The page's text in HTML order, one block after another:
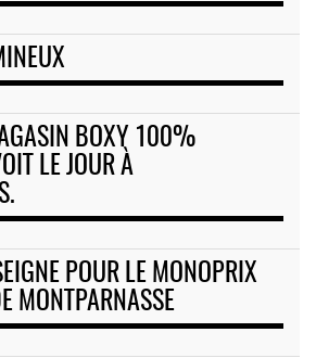
BOXY 100%
LE JOUR À
POUR LE MONOPRIX
MONTPARNASSE